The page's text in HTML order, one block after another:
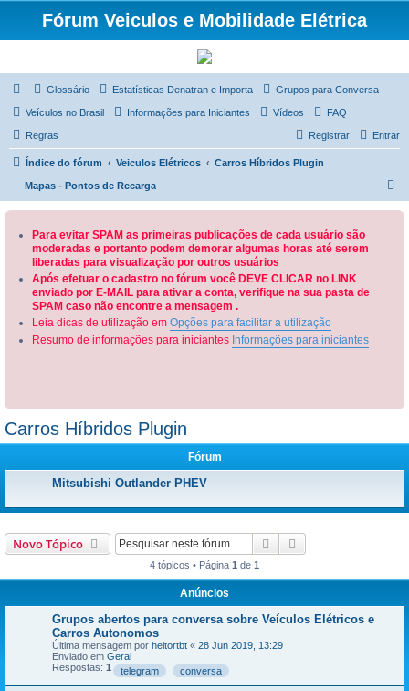
Fórum Veiculos e Mobilidade Elétrica
Glossário Estatísticas Denatran e Importa Grupos para Conversa
Veículos no Brasil Informações para Iniciantes Vídeos FAQ
Regras Entrar
Registrar
Índice do fórum Veiculos Elétricos Carros Híbridos Plugin
Mapas - Pontos de Recarga
Para evitar SPAM as primeiras publicações de cada usuário são
moderadas e portanto podem demorar algumas horas até serem
liberadas para visualização por outros usuários
Após efetuar o cadastro no fórum você DEVE CLICAR no LINK
enviado por E-MAIL para ativar a conta, verifique na sua pasta de
SPAM caso não encontre a mensagem .
Leia dicas de utilização em Opções para facilitar a utilização
Resumo de informações para iniciantes Informações para iniciantes
Carros Híbridos Plugin
Fórum
Mitsubishi Outlander PHEV
Novo Tópico Pesquisar
4 tópicos • Página 1 de 1
Anúncios
Grupos abertos para conversa sobre Veículos Elétricos e
Carros Autonomos
Última mensagem por heitortbt « 28 Jun 2019, 13:29
Enviado em Geral
Respostas: 1 telegram conversa